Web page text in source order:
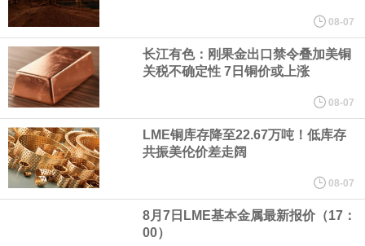
纽约期银日内涨4%，现报64.08美元/盎司。
宇树科技董事长、总经理兼首席技术官王兴兴在网上路演时表示，
经过多年研发创新和技术积累，公司逐步形成了包括一体化关节集
成技术、高紧凑度机器人身体集成技术、机器人激光雷达全自研核
心技术等多项已商业化应用的核心技术并已应用于公司的高性能通
用人形机器人、四足机器人等产品。
08-07
长江有色：刚果金出口禁令叠加美铜
关税不确定性 7日铜价或上涨
08-07
LME铜库存降至22.67万吨！低库存
共振美伦价差走阔
08-07
8月7日LME基本金属最新报价（17：
00）